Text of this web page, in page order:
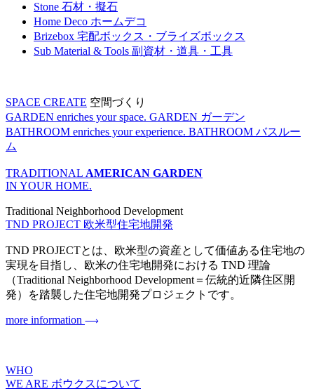
Stone 石材・擬石
Home Deco ホームデコ
Brizebox 宅配ボックス・ブライズボックス
Sub Material & Tools 副資材・道具・工具
SPACE CREATE 空間づくり
GARDEN enriches your space. GARDEN ガーデン
BATHROOM enriches your experience. BATHROOM バスルー
ム
TRADITIONAL AMERICAN GARDEN
IN YOUR HOME.
Traditional Neighborhood Development
TND PROJECT 欧米型住宅地開発
TND PROJECTとは、欧米型の資産として価値ある住宅地の
実現を目指し、欧米の住宅地開発における TND 理論
（Traditional Neighborhood Development＝伝統的近隣住区開
発）を踏襲した住宅地開発プロジェクトです。
more information
WHO
WE ARE ボウクスについて